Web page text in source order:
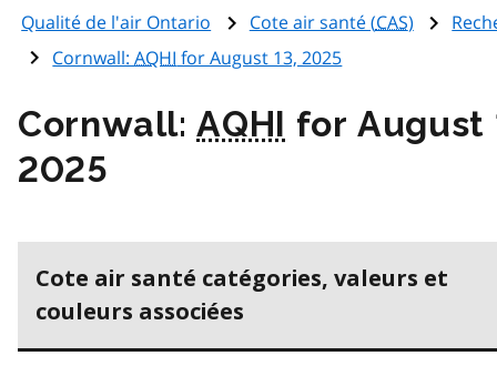
Qualité de l'air Ontario Cote air santé (CAS)
Cornwall:AQHI for August 13, 2025
Cornwall:AQHI for August
2025
Cote air santé catégories, valeurs et
couleurs associées